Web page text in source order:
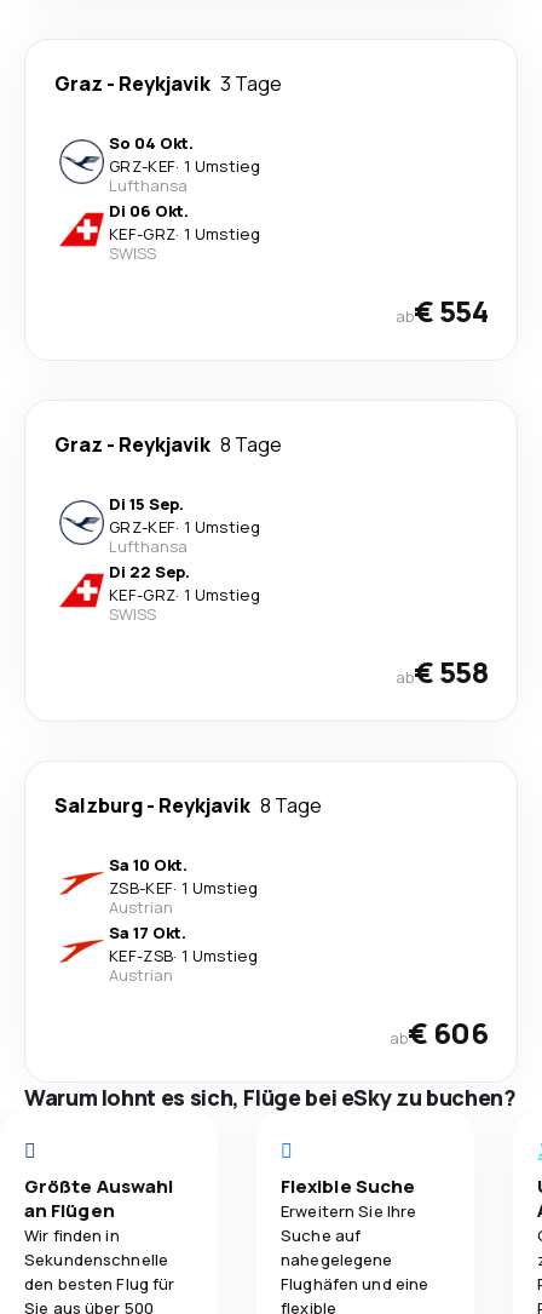
Graz - Reykjavik 3 Tage
So 04 Okt.
GRZ-KEF· 1 Umstieg
Lufthansa
Di 06 Okt.
KEF-GRZ· 1 Umstieg
SWISS
ab€ 554
Graz - Reykjavik 8 Tage
Di 15 Sep.
GRZ-KEF· 1 Umstieg
Lufthansa
Di 22 Sep.
KEF-GRZ· 1 Umstieg
SWISS
ab€ 558
Salzburg- Reykjavik 8 Tage
Sa 10 Okt.
ZSB-KEF· 1 Umstieg
Austrian
Sa 17 Okt.
KEF-ZSB· 1 Umstieg
Austrian
ab€ 606
Warum lohnt es sich, Flüge bei eSky zu buchen?
Größte Auswahl
an Flügen
Wir finden in
Sekundenschnelle
den besten Flug für
Sie aus über 500
Flexible Suche
Erweitern Sie Ihre
Suche auf
nahegelegene
Flughäfen und eine
flexible